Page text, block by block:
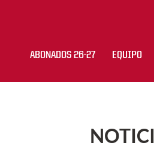
ABONADOS 26-27 EQUIPO